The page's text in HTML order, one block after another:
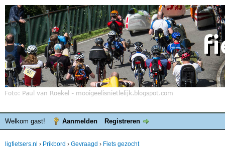
Welkom gast! Aanmelden Registreren
ligfietsers.nl › Prikbord › Gevraagd › Fiets gezocht